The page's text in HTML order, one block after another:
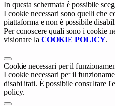
In questa schermata è possibile
I cookie necessari sono quelli che
piattaforma e non è possibile
Per conoscere quali sono i cookie
visionare la COOKIE POLICY.
Cookie necessari per il
I cookie necessari per il
disabilitati. È possibile consultare
policy.